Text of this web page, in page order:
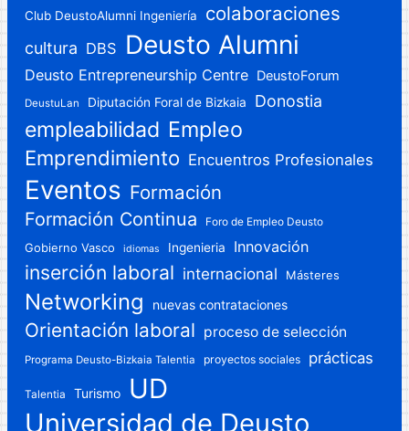
Club DeustoAlumni Ingeniería colaboraciones
cultura DBS Deusto Alumni
Deusto Entrepreneurship Centre DeustoForum
DeustuLan Diputación Foral de Bizkaia Donostia
empleabilidad Empleo
Emprendimiento Encuentros Profesionales
Eventos Formación
Formación Continua Foro de Empleo Deusto
Gobierno Vasco idiomas Ingenieria Innovación
inserción laboral internacional Másteres
Networking nuevas contrataciones
Orientación laboral proceso de selección
Programa Deusto-Bizkaia Talentia proyectos sociales prácticas
Talentia Turismo
UD
Universidad de Deusto